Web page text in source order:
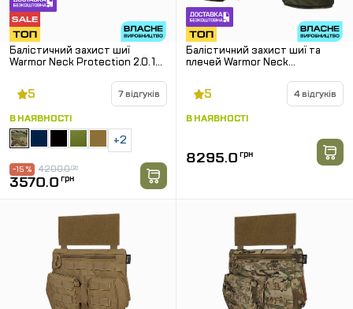
Балістичний захист шиї
Warmor Neck Protection 2.0. 1
5 7 відгуків
В НАЯВНОСТІ
+2
4200.0грн
-15 %
3570.0 грн
Балістичний захист шиї та
плечей Warmor Neck
SPECPROM. Мультикам
5 4 відгуків
В НАЯВНОСТІ
8295.0 грн